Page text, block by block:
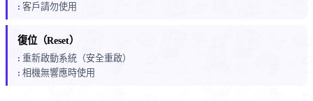
客戶請勿使用
復位（Reset）
重新啟動系統（安全重啟）
相機無響應時使用